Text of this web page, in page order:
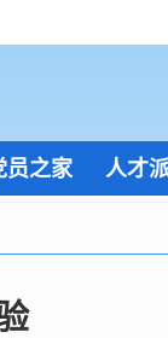
员之家 人才